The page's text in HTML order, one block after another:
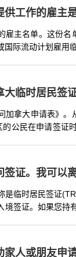
雇主名单。这份名
国际流动计划雇用
临时居民签
加拿大申请表》。
公民在申请签证
是临时居民签证
境签证。如果您持
人或朋友申